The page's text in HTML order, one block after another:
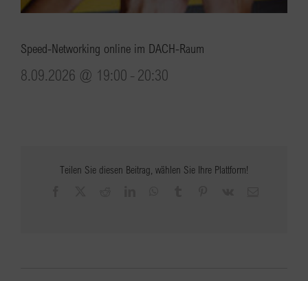
Speed-Networking online im DACH-Raum
8.09.2026 @ 19:00 - 20:30
Teilen Sie diesen Beitrag, wählen Sie Ihre Plattform!